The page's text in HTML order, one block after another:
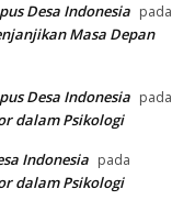
Desa Indonesia pada
Masa Depan
Desa Indonesia pada
dalam Psikologi
Indonesia pada
dalam Psikologi